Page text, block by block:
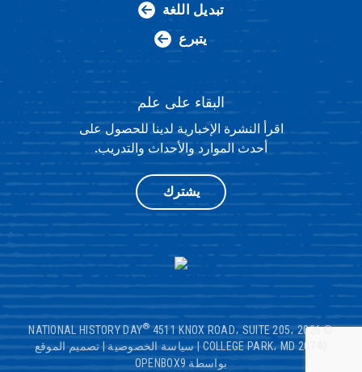
تبديل اللغة
يتبرع
البقاء على علم
اقرأ النشرة الإخبارية لدينا للحصول على
أحدث الموارد والأحداث والتدريب.
يشترك
© 2026 NATIONAL HISTORY DAY
® 4511 KNOX ROAD، SUITE 205،
COLLEGE PARK، MD 20740|سياسة الخصوصية|تصميم الموقع
بواسطة OPENBOX9